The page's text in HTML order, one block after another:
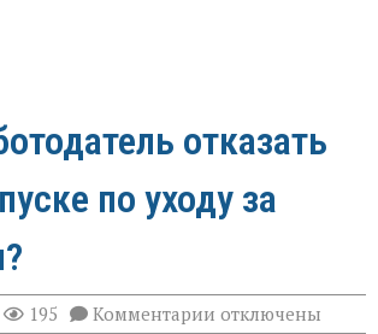
отказать
по уходу за
195 Комментарии котключены